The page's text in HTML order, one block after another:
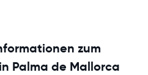
zum
Palma de Mallorca